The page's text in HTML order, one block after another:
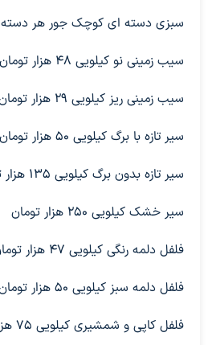
سبزی دسته ای کوچک جور هر دسته ۷ هزار و ۹۰۰ تومان
سیب زمینی نو کیلویی ۴۸ هزار تومان
سیب زمینی ریز کیلویی ۲۹ هزار تومان
سیر تازه با برگ کیلویی ۵۰ هزار تومان
سیر تازه بدون برگ کیلویی ۱۳۵ هزار تومان
سیر خشک کیلویی ۲۵۰ هزار تومان
فلفل دلمه رنگی کیلویی ۴۷ هزار تومان
فلفل دلمه سبز کیلویی ۵۰ هزار تومان
فلفل کاپی و شمشیری کیلویی ۷۵ هزار تومان